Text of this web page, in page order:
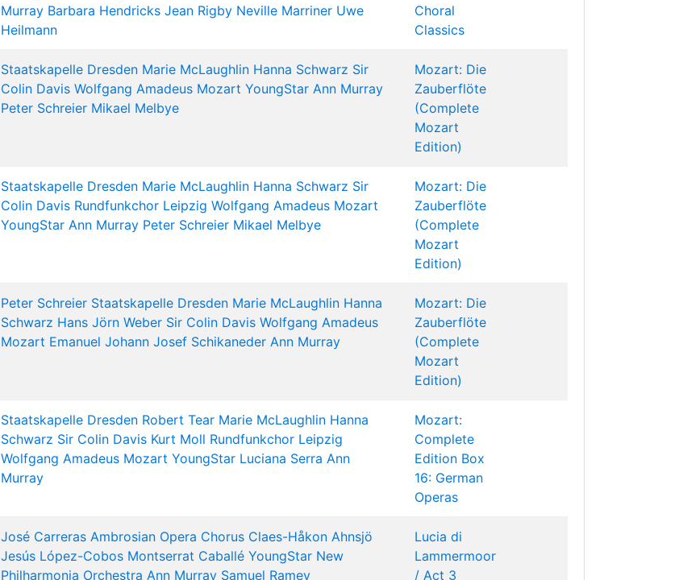
Murray Barbara Hendricks Jean Rigby Neville Marriner Uwe
Heilmann
Choral
Classics
Staatskapelle Dresden Marie McLaughlin Hanna Schwarz Sir
Colin Davis Wolfgang Amadeus Mozart YoungStar Ann Murray
Peter Schreier Mikael Melbye
Mozart: Die
Zauberflöte
(Complete
Mozart
Edition)
Staatskapelle Dresden Marie McLaughlin Hanna Schwarz Sir
Colin Davis Rundfunkchor Leipzig Wolfgang Amadeus Mozart
YoungStar Ann Murray Peter Schreier Mikael Melbye
Mozart: Die
Zauberflöte
(Complete
Mozart
Edition)
Peter Schreier Staatskapelle Dresden Marie McLaughlin Hanna
Schwarz Hans Jörn Weber Sir Colin Davis Wolfgang Amadeus
Mozart Emanuel Johann Josef Schikaneder Ann Murray
Mozart: Die
Zauberflöte
(Complete
Mozart
Edition)
Staatskapelle Dresden Robert Tear Marie McLaughlin Hanna
Schwarz Sir Colin Davis Kurt Moll Rundfunkchor Leipzig
Wolfgang Amadeus Mozart YoungStar Luciana Serra Ann
Murray
Mozart:
Complete
Edition Box
16: German
Operas
José Carreras Ambrosian Opera Chorus Claes-Håkon Ahnsjö
Jesús López-Cobos Montserrat Caballé YoungStar New
Philharmonia Orchestra Ann Murray Samuel Ramey
Lucia di
Lammermoor
/ Act 3